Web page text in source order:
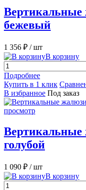
Вертикальные
бежевый
1 356 ₽ / шт
В корзину
Подробнее
Купить в 1 клик
В избранное Под заказ
просмотр
Вертикальные
голубой
1 090 ₽ / шт
В корзину